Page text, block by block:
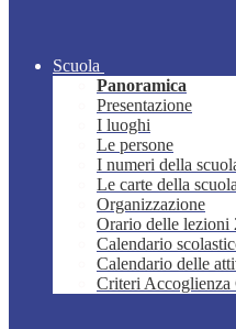
Scuola
Panoramica
Presentazione
I luoghi
Le persone
I numeri della
Le carte della scuola
Organizzazione
Orario delle lezioni
Calendario
Calendario delle
Criteri Accoglienza